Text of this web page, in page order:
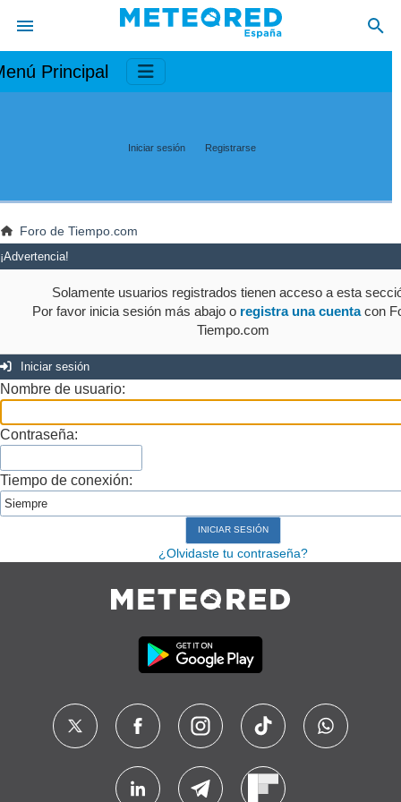
Principal
Iniciar sesión Registrarse
Foro de Tiempo.com
¡Advertencia!
Solamente usuarios registrados tienen acceso a esta
Por favor inicia sesión más abajo o registra una cuentacon
Tiempo.com
Iniciar sesión
Nombre de usuario:
Contraseña:
Tiempo de conexión:
¿Olvidaste tu contraseña?